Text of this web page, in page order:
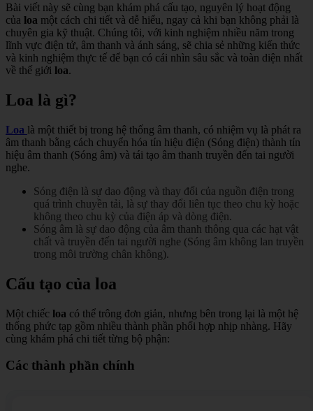
Bài viết này sẽ cùng bạn khám phá cấu tạo, nguyên lý hoạt động
của loa một cách chi tiết và dễ hiểu, ngay cả khi bạn không phải là
chuyên gia kỹ thuật. Chúng tôi, với kinh nghiệm nhiều năm trong
lĩnh vực điện tử, âm thanh và ánh sáng, sẽ chia sẻ những kiến thức
và kinh nghiệm thực tế để bạn có cái nhìn sâu sắc và toàn diện nhất
về thế giới loa.
Loa là gì?
Loa là một thiết bị trong hệ thống âm thanh, có nhiệm vụ là phát ra
âm thanh bằng cách chuyển hóa tín hiệu điện (Sóng điện) thành tín
hiệu âm thanh (Sóng âm) và tái tạo âm thanh truyền đến tai người
nghe.
Sóng điện là sự dao động và thay đổi của nguồn điện trong
quá trình chuyền tải, là sự thay đổi liên tục theo chu kỳ hoặc
không theo chu kỳ của điện áp và dòng điện.
Sóng âm là sự dao động của âm thanh thông qua các hạt vật
chất và truyền đến tai người nghe (Sóng âm không lan truyền
trong môi trường chân không).
Cấu tạo của loa
Một chiếc loa có thể trông đơn giản, nhưng bên trong lại là một hệ
thống phức tạp gồm nhiều thành phần phối hợp nhịp nhàng. Hãy
cùng khám phá chi tiết từng bộ phận:
Các thành phần chính